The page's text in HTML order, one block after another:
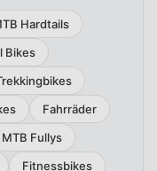
Hardtails
Bikes
Fahrräder
MTB Fullys
Fitnessbikes